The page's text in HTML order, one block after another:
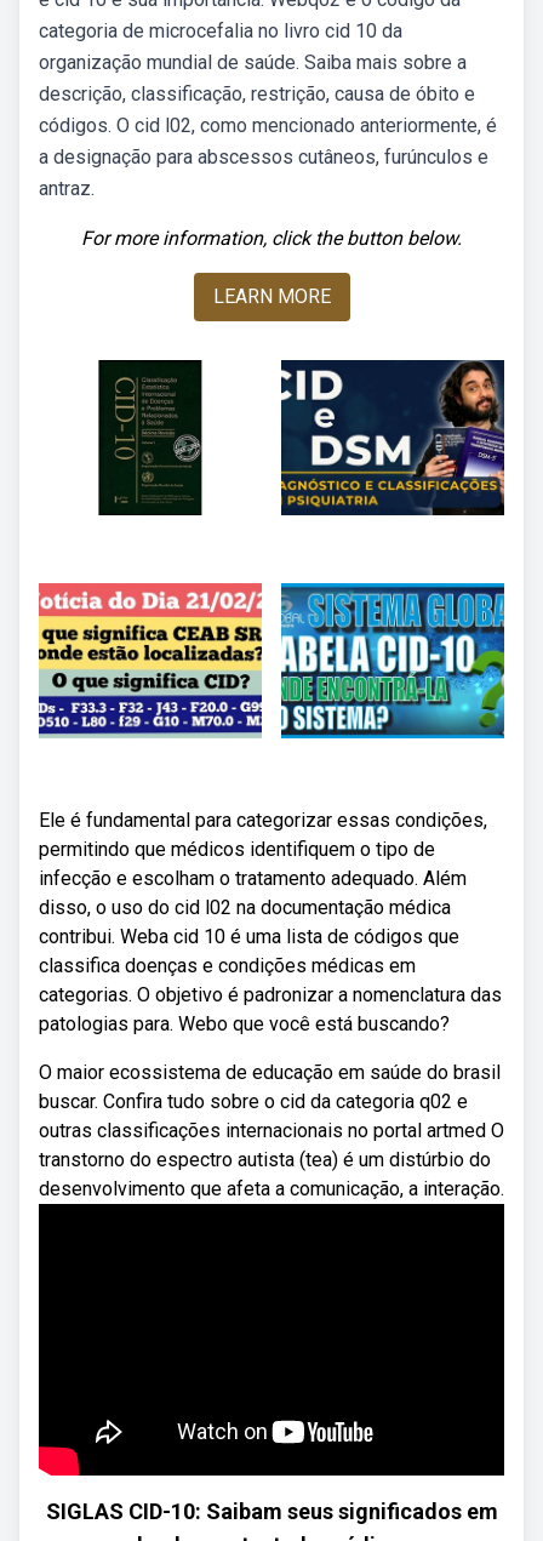
categoria de microcefalia no livro cid 10 da
organização mundial de saúde. Saiba mais sobre a
descrição, classificação, restrição, causa de óbito e
códigos. O cid l02, como mencionado anteriormente, é
a designação para abscessos cutâneos, furúnculos e
antraz.
For more information, click the button below.
LEARN MORE
Ele é fundamental para categorizar essas condições,
permitindo que médicos identifiquem o tipo de
infecção e escolham o tratamento adequado. Além
disso, o uso do cid l02 na documentação médica
contribui. Weba cid 10 é uma lista de códigos que
classifica doenças e condições médicas em
categorias. O objetivo é padronizar a nomenclatura das
patologias para. Webo que você está buscando?
O maior ecossistema de educação em saúde do brasil
buscar. Confira tudo sobre o cid da categoria q02 e
outras classificações internacionais no portal artmed O
transtorno do espectro autista (tea) é um distúrbio do
desenvolvimento que afeta a comunicação, a interação.
SIGLAS CID-10: Saibam seus significados em